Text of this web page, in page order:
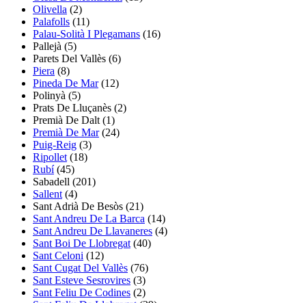
Olivella (2)
Palafolls (11)
Palau-Solità I Plegamans (16)
Pallejà (5)
Parets Del Vallès (6)
Piera (8)
Pineda De Mar(12)
Polinyà (5)
Prats De Lluçanès (2)
Premià De Dalt (1)
Premià De Mar(24)
Puig-Reig (3)
Ripollet (18)
Rubí(45)
Sabadell (201)
Sallent (4)
Sant Adrià De Besòs (21)
Sant Andreu De La Barca (14)
Sant Andreu De Llavaneres (4)
Sant Boi De Llobregat (40)
Sant Celoni (12)
Sant Cugat Del Vallès (76)
Sant Esteve Sesrovires (3)
Sant Feliu De Codines (2)